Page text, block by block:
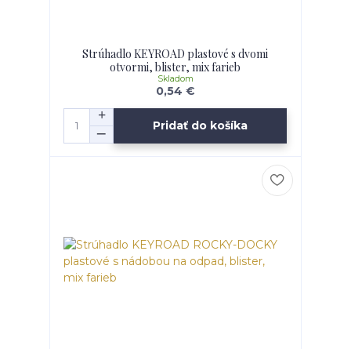
Strúhadlo KEYROAD plastové s dvomi
otvormi, blister, mix farieb
0,54 €
Skladom
Pridať do košíka